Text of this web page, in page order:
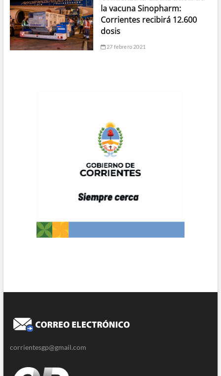
la vacuna Sinopharm:
Corrientes recibirá 12.600
dosis
27 febrero 2021
corrientesgp@gmail.com